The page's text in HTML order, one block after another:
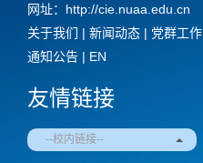
网址：http://cie.nuaa.edu.cn
关于我们 | 新闻动态 | 党群工作
通知公告 | EN
友情链接
--校内链接--